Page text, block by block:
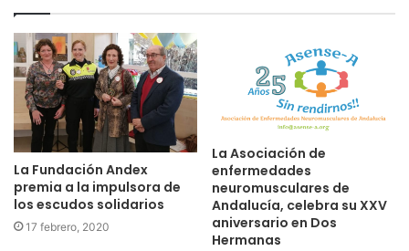
La Fundación Andex
premia a la impulsora de
los escudos solidarios
17 febrero, 2020
La Asociación de
enfermedades
neuromusculares de
Andalucía, celebra su XXV
aniversario en Dos
Hermanas